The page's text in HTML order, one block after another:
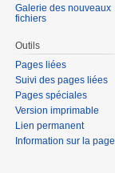
Galerie des nouveaux
fichiers
Outils
Pages liées
Suivi des pages liées
Pages spéciales
Version imprimable
Lien permanent
Information sur la page